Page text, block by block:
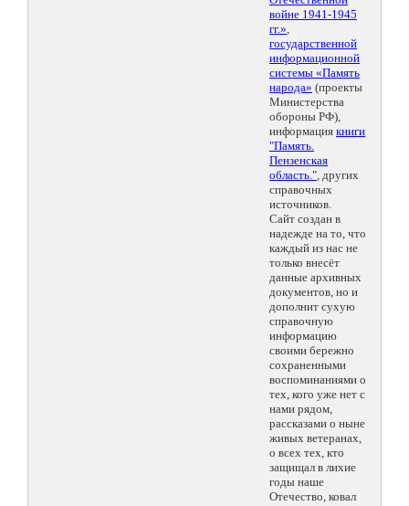
войне 1941-1945
гг.»,
государственной
информационной
системы «Память
народа» (проекты
Министерства
обороны РФ),
информация книги
"Память.
Пензенская
область.", других
справочных
источников.
Сайт создан в
надежде на то, что
каждый из нас не
только внесёт
данные архивных
документов, но и
дополнит сухую
справочную
информацию
своими бережно
сохраненными
воспоминаниями о
тех, кого уже нет с
нами рядом,
рассказами о ныне
живых ветеранах,
о всех тех, кто
защищал в лихие
годы наше
Отечество, ковал